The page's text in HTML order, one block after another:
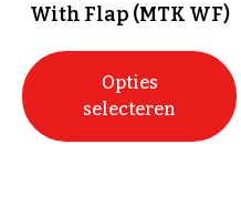
With Flap (MTK WF)
Opties
selecteren